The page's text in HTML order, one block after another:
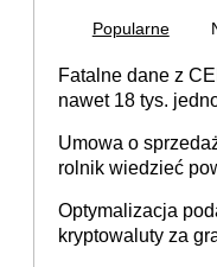
Popularne
Fatalne dane z
nawet 18 tys.
Umowa o
rolnik wiedzieć
Optymalizacja
kryptowaluty za